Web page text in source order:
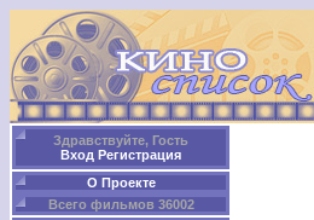
Здравствуйте, Гость
Вход Регистрация
О Проекте
Всего фильмов 36002